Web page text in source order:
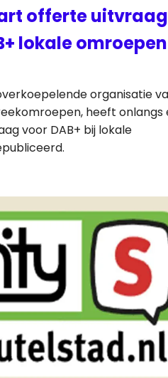
offerte uitvraag
lokale omroepen
organisatie
heeft onlangs
voor DAB+ bij lokale